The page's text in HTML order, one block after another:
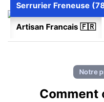
Artisan Francais 🇫🇷
Serrurier Freneuse
Notre
Comment